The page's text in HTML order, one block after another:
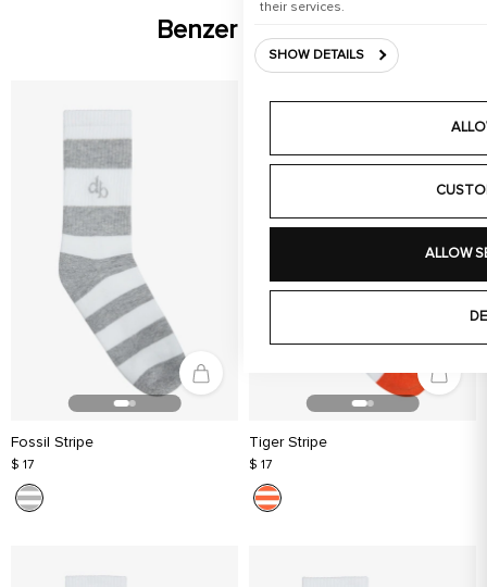
their services.
SHOW DETAILS
ALLOW
Benzer Ürünler
Fossil Stripe
$ 17
Tiger Stripe
$ 17